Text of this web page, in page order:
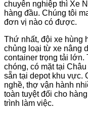
chuyên nghiệp thì Xe
hàng đầu. Chúng tôi
đơn vị nào có được.
Thứ nhất, đội xe hùng
chủng loại từ xe nâng
container trọng tải lớn.
chóng, có mặt tại
sẵn tại depot khu vực.
nghề, thợ vận hành
toàn tuyệt đối cho
trình làm việc.